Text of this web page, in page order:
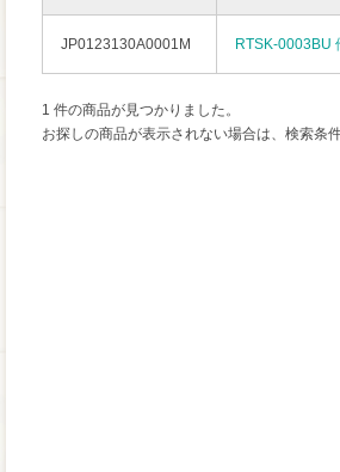
JP0123130A0001M RTSK-0003BU
1 件の商品が見つかりました。
お探しの商品が表示されない場合は、検索条